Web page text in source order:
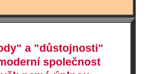
a "důstojnosti"
společnost